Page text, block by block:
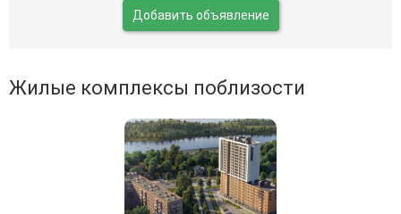
Добавить объявление
Жилые комплексы поблизости